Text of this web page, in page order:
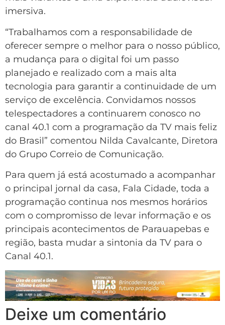
imersiva.
“Trabalhamos com a responsabilidade de
oferecer sempre o melhor para o nosso público,
a mudança para o digital foi um passo
planejado e realizado com a mais alta
tecnologia para garantir a continuidade de um
serviço de excelência. Convidamos nossos
telespectadores a continuarem conosco no
canal 40.1 com a programação da TV mais feliz
do Brasil” comentou Nilda Cavalcante, Diretora
do Grupo Correio de Comunicação.
Para quem já está acostumado a acompanhar
o principal jornal da casa, Fala Cidade, toda a
programação continua nos mesmos horários
com o compromisso de levar informação e os
principais acontecimentos de Parauapebas e
região, basta mudar a sintonia da TV para o
Canal 40.1.
Deixe um comentário